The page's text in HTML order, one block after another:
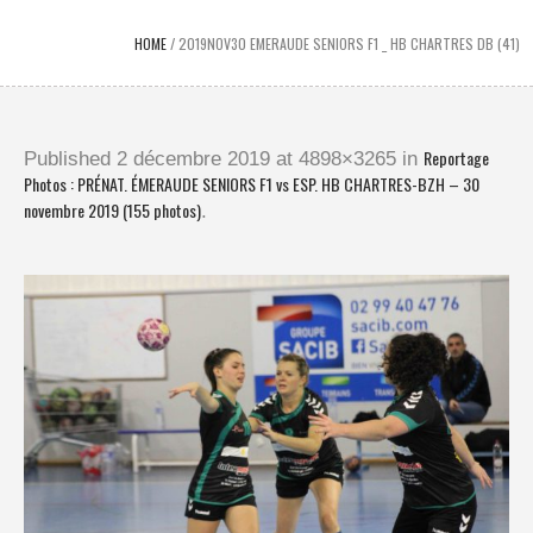
HOME/2019NOV30 EMERAUDE SENIORS F1 _ HB CHARTRES DB (41)
Published 2 décembre 2019 at 4898×3265 in Reportage
Photos : PRÉNAT. ÉMERAUDE SENIORS F1 vs ESP. HB CHARTRES-BZH – 30
novembre 2019 (155 photos).